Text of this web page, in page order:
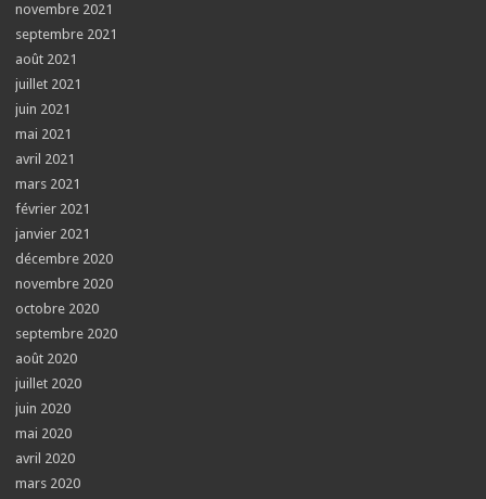
novembre 2021
septembre 2021
août 2021
juillet 2021
juin 2021
mai 2021
avril 2021
mars 2021
février 2021
janvier 2021
décembre 2020
novembre 2020
octobre 2020
septembre 2020
août 2020
juillet 2020
juin 2020
mai 2020
avril 2020
mars 2020